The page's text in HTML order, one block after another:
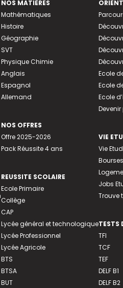
NOS MATIÈRES
Mathématiques
Histoire
Géographie
SVT
Physique Chimie
Anglais
Espagnol
Allemand
NOS OFFRES
Offre 2025-2026
Pack Réussite 4 ans
REUSSITE SCOLAIRE
Ecole Primaire
Collège
CAP
Lycée général et technologique
Lycée Professionnel
Lycée Agricole
BTS
BTSA
BUT
Ecole
Ecole
Ecole
VIE
Vie
Jobs
Trouve
TESTS
TFI
TCF
TEF
DELF B1
DELF B2